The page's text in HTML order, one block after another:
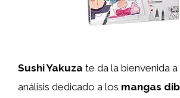
Sushi Yakuza te da la bienvenida
análisis dedicado a los mangas